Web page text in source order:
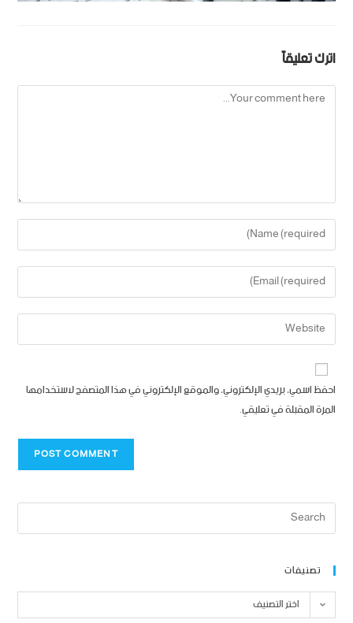
اترك تعليقاً
احفظ اسمي، بريدي الإلكتروني، والموقع الإلكتروني في هذا المتصفح لاستخدامها
المرة المقبلة في تعليقي.
تصنيفات
اختر التصنيف